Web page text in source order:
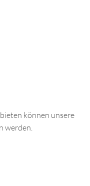
können unsere
werden.